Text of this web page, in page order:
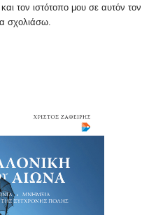
τον ιστότοπο μου σε αυτόν τον
σχολιάσω.